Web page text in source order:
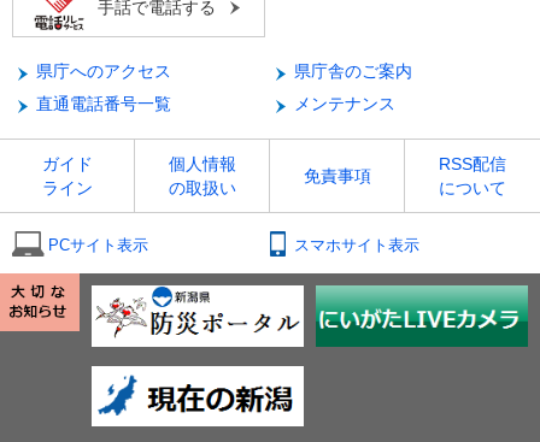
手話で電話する
県庁へのアクセス
県庁舎のご案内
直通電話番号一覧
メンテナンス
ガイド
ライン
個人情報
の取扱い
免責事項
RSS配信
について
PCサイト表示 スマホサイト表示